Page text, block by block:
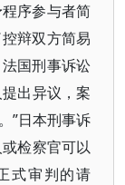
序参与者简
辩双方简易
国刑事诉讼
出异议，案
”日本刑事诉
检察官可以
式审判的请